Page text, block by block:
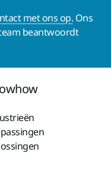
met ons op. Ons
beantwoordt